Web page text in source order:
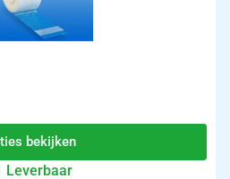
bekijken
Leverbaar